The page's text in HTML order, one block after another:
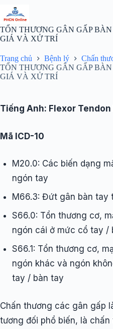
đến
phần
nội
dung
TỔN THƯƠNG GÂN GẤP
GIÁ VÀ XỬ TRÍ
Trang chủ Bệnh lý
Chấn
TỔN THƯƠNG GÂN GẤP
GIÁ VÀ XỬ TRÍ
Tiếng Anh: Flexor
Mã ICD-10
M20.0: Các biến dạng
ngón tay
M66.3: Đứt gân bàn tay
S66.0: Tổn thương cơ,
ngón cái ở mức cổ tay /
S66.1: Tổn thương cơ,
ngón khác và ngón
tay / bàn tay
Chấn thương các gân gấp
tương đối phổ biến, là